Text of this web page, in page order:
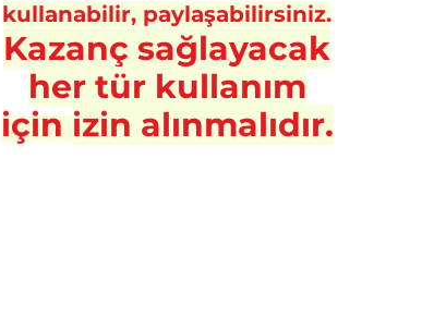
kullanabilir, paylaşabilirsiniz.
Kazanç sağlayacak
her tür kullanım
içinizin alınmalıdır.